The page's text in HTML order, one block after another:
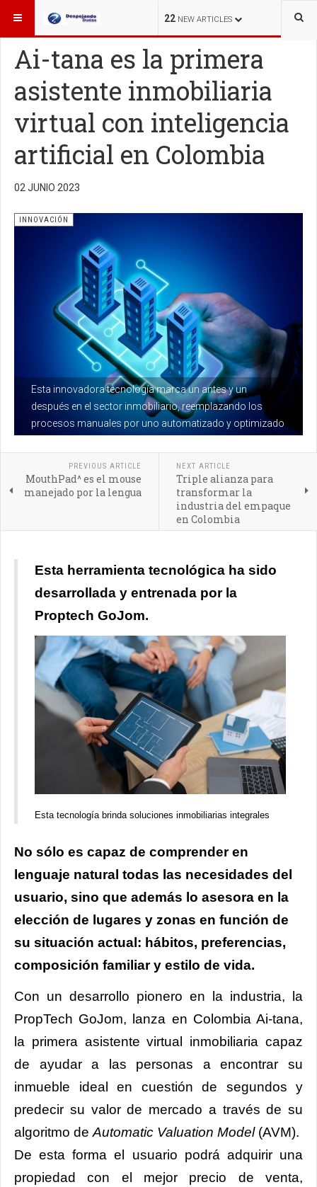
22 NEW ARTICLES
ESTÁ AQUÍ: INNOVACIÓN
Ai-tana es la primera
asistente inmobiliaria
virtual con inteligencia
artificial en Colombia
02 JUNIO 2023
Esta innovadora tecnología marca un antes y un
después en el sector inmobiliario, reemplazando los
procesos manuales por uno automatizado y optimizado
INNOVACIÓN
PREVIOUS ARTICLE
MouthPad^ es el mouse
manejado por la lengua
NEXT ARTICLE
Triple alianza para
transformar la
industria del empaque
en Colombia
Esta herramienta tecnológica ha sido
desarrollada y entrenada por la
Proptech GoJom.
Esta tecnología brinda soluciones inmobiliarias integrales
No sólo es capaz de comprender en
lenguaje natural todas las necesidades del
usuario, sino que además lo asesora en la
elección de lugares y zonas en función de
su situación actual: hábitos, preferencias,
composición familiar y estilo de vida.
Con un desarrollo pionero en la industria, la
PropTech GoJom, lanza en Colombia Ai-tana,
la primera asistente virtual inmobiliaria capaz
de ayudar a las personas a encontrar su
inmueble ideal en cuestión de segundos y
predecir su valor de mercado a través de su
algoritmo de Automatic Valuation Model(AVM).
De esta forma el usuario podrá adquirir una
propiedad con el mejor precio de venta,